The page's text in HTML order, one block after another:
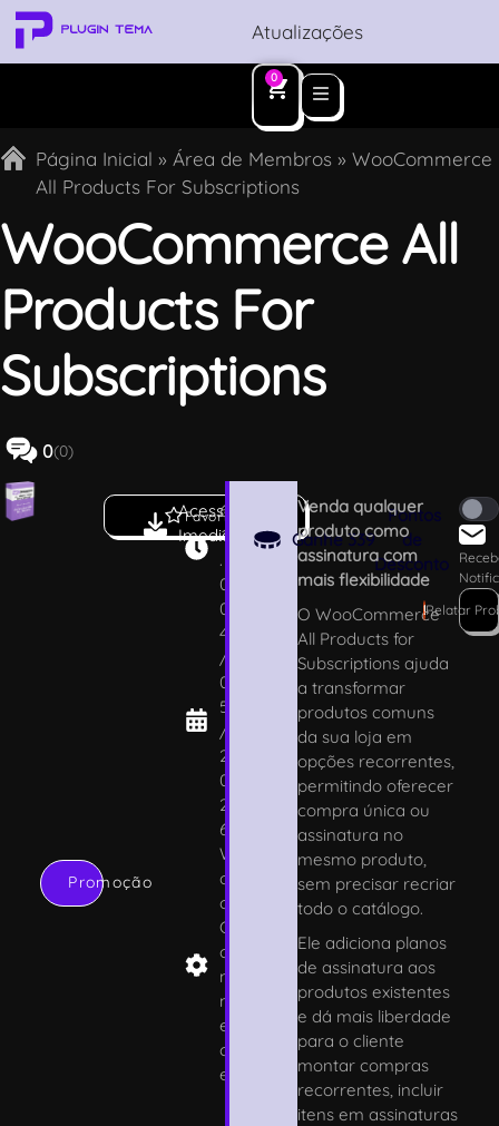
Atualizações
0
Página Inicial » Área de Membros » WooCommerce
All Products For Subscriptions
WooCommerce All
Products For
Subscriptions
0(0)
Promoção
Favoritar
Acesso
Imediato
6
.1
.
0
0
4
/
0
5
/
2
0
2
6
W
o
o
C
o
m
m
er
c
e
Ganhe339
Pontos
de
Desconto
Venda qualquer
produto como
assinatura com
mais flexibilidade
O WooCommerce
All Products for
Subscriptions ajuda
a transformar
produtos comuns
da sua loja em
opções recorrentes,
permitindo oferecer
compra única ou
assinatura no
mesmo produto,
sem precisar recriar
todo o catálogo.
Ele adiciona planos
de assinatura aos
produtos existentes
e dá mais liberdade
para o cliente
montar compras
recorrentes, incluir
itens em assinaturas
!Relatar